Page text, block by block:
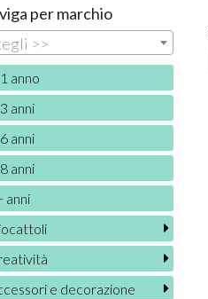
per marchio
>>
anno
anni
anni
anni
anni
e decorazione